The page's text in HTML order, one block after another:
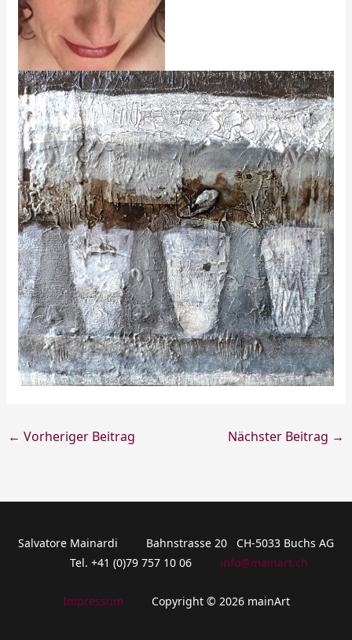
← Vorheriger Beitrag Nächster Beitrag →
Salvatore Mainardi Bahnstrasse 20 CH-5033 Buchs AG
Tel. +41 (0)79 757 10 06 info@mainart.ch
Impressum Copyright © 2026 mainArt